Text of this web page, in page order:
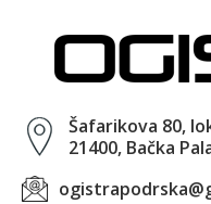
Šafarikova 80,
21400, Bačka